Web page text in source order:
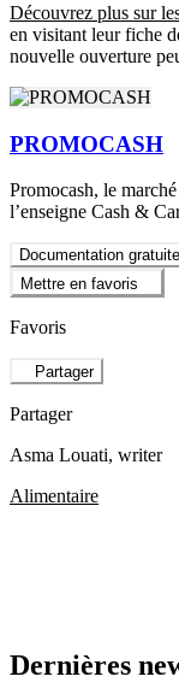
Découvrez plus sur
en visitant leur fiche
nouvelle ouverture
PROMOCASH
Promocash, le
l’enseigne Cash &
Documentation gratuite
Mettre en favoris
Favoris
Partager
Partager
Asma Louati, writer
Alimentaire
Dernières